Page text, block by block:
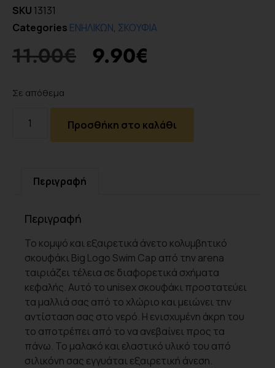
SKU 13131
Categories ΕΝΗΛΙΚΩΝ, ΣΚΟΥΦΙΑ
11.00€ 9.90€
Σε απόθεμα
Προσθήκη στο καλάθι
Περιγραφή
Περιγραφή
Το κομψό και εξαιρετικά άνετο κολυμβητικό
σκουφάκι Big Logo Swim Cap από την arena
ταιριάζει τέλεια σε διαφορετικά σχήματα
κεφαλής. Αυτό το unisex σκουφάκι προστατεύει
τα μαλλιά σας από το χλώριο και μειώνει την
αντίσταση σας στο νερό. Η ενισχυμένη άκρη του
το αποτρέπει από το να ανεβαίνει προς τα
πάνω. Το μαλακό και ελαστικό υλικό του από
σιλικόνη σας εγγυάται εξαιρετική άνεση.